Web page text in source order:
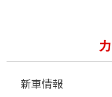
新車情報